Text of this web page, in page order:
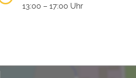
13:00 – 17:00 Uhr